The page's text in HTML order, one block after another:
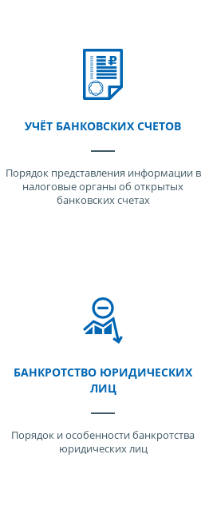
УЧЁТ БАНКОВСКИХ СЧЕТОВ
Порядок представления информации в
налоговые органы об открытых
банковских счетах
БАНКРОТСТВО ЮРИДИЧЕСКИХ
ЛИЦ
Порядок и особенности банкротства
юридических лиц